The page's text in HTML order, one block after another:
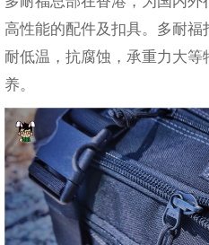
高性能的配件及扣具。多耐
耐低温，抗腐蚀，承重力大
养。